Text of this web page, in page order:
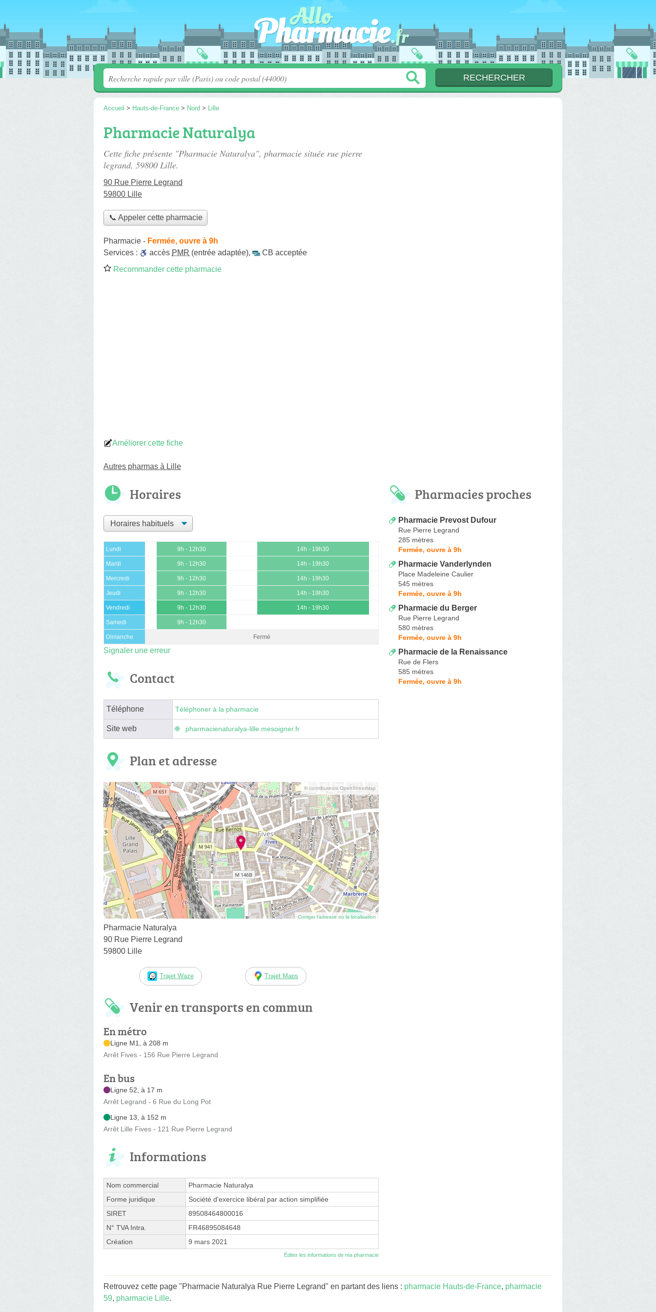
Accueil > Hauts-de-France > Nord > Lille
Pharmacie Naturalya
Cette fiche présente "Pharmacie Naturalya", pharmacie située rue pierre
legrand, 59800 Lille.
90 Rue Pierre Legrand
59800 Lille
📞 Appeler cette pharmacie
Pharmacie - Fermée, ouvre à 9h
Services :
accès PMR (entrée adaptée),
CB acceptée
Recommander cette pharmacie
Améliorer cette fiche
Autres pharmas à Lille
Horaires
Lundi 9h - 12h30 14h - 19h30
Mardi 9h - 12h30 14h - 19h30
Mercredi 9h - 12h30 14h - 19h30
Jeudi 9h - 12h30 14h - 19h30
Vendredi 9h - 12h30 14h - 19h30
Samedi 9h - 12h30
Dimanche Fermé
Signaler une erreur
Contact
Téléphone Téléphoner à la pharmacie
Site web pharmacienaturalya-lille.mesoigner.fr
Plan et adresse
© contributeurs OpenStreetMap
Corriger l’adresse ou la localisation
Pharmacie Naturalya
90 Rue Pierre Legrand
59800 Lille
Trajet Waze Trajet Maps
Venir en transports en commun
En métro
Ligne M1, à 208 m
Arrêt Fives - 156 Rue Pierre Legrand
En bus
Ligne 52, à 17 m
Arrêt Legrand - 6 Rue du Long Pot
Ligne 13, à 152 m
Arrêt Lille Fives - 121 Rue Pierre Legrand
Informations
Nom commercial
Pharmacie Naturalya
Forme juridique
Société d'exercice libéral par action simplifiée
SIRET
89508464800016
N° TVA Intra.
FR46895084648
Création
9 mars 2021
Éditer les informations de ma pharmacie
Pharmacies proches
Pharmacie Prevost Dufour
Rue Pierre Legrand
285 mètres
Fermée, ouvre à 9h
Pharmacie Vanderlynden
Place Madeleine Caulier
545 mètres
Fermée, ouvre à 9h
Pharmacie du Berger
Rue Pierre Legrand
580 mètres
Fermée, ouvre à 9h
Pharmacie de la Renaissance
Rue de Flers
585 mètres
Fermée, ouvre à 9h
Retrouvez cette page "Pharmacie Naturalya Rue Pierre Legrand" en partant des liens : pharmacie Hauts-de-France, pharmacie
59, pharmacie Lille.